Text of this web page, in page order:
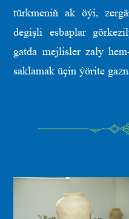
türkmeniň ak öýi,
degişli esbaplar
gatda mejlisler zaly
saklamak üçin ýörite